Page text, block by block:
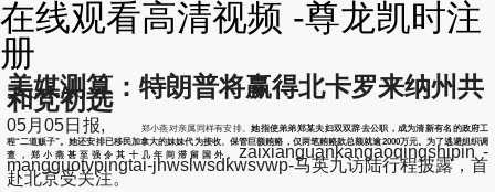
在线观看高清视频 -尊龙凯时注
册
美媒测算：特朗普将赢得北卡罗来纳州共
和党初选
05月05日报, 郑小燕对亲属同样有安排。她指使弟弟郑某夫妇双双辞去公职，成为清新有名的政府工
程“二道贩子”。她还安排已移民加拿大的妹妹代为接收、保管巨额贿赂，仅两笔贿赂款总额就逾2000万元。为了逃避组织调
查，郑小燕甚至强令其十几年间滞留国外。zaixianguankangaoqingshipin -
mangguotvpingtai-jhwslwsdkwsvwp-马英九访陆行程披露，首
赴北京受关注。